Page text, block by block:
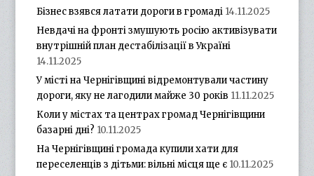
Бізнес взявся латати дороги в громаді 14.11.2025
Невдачі на фронті змушують росію активізувати
внутрішній план дестабілізації в Україні
14.11.2025
У місті на Чернігівщині відремонтували частину
дороги, яку не лагодили майже 30 років 11.11.2025
Коли у містах та центрах громад Чернігівщини
базарні дні? 10.11.2025
На Чернігівщині громада купили хати для
переселенців з дітьми: вільні місця ще є 10.11.2025